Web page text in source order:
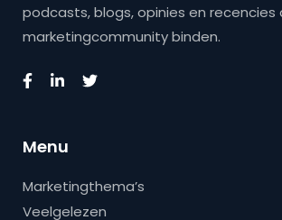
podcasts, blogs, opinies en recencies
marketingcommunity binden.
Menu
Marketingthema’s
Veelgelezen